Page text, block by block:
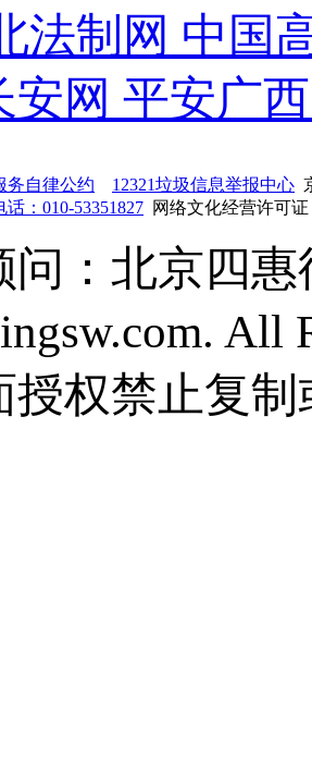
法制网 中国
安网 平安广
务自律公约 12321垃圾信息举报中心
：010-53351827 网络文化经营许可
问：北京四
All
授权禁止复